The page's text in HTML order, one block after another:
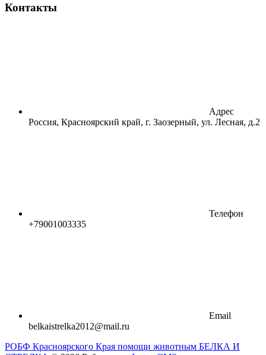
Контакты
Адрес
Россия, Красноярский край, г. Заозерный, ул. Лесная, д.2
Телефон
+79001003335
Email
belkaistrelka2012@mail.ru
РОБФ Красноярского Края помощи животным БЕЛКА И